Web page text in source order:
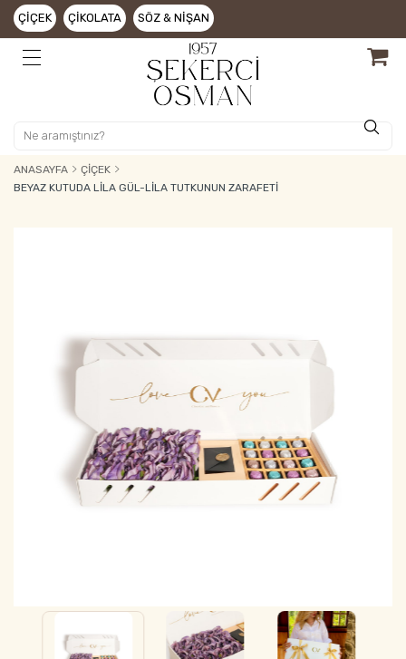
ÇIÇEK ÇIKOLATA SÖZ & NIŞAN
ANASAYFA
ÇIÇEK
BEYAZ KUTUDA LILA GÜL-LILA TUTKUNUN ZARAFETI